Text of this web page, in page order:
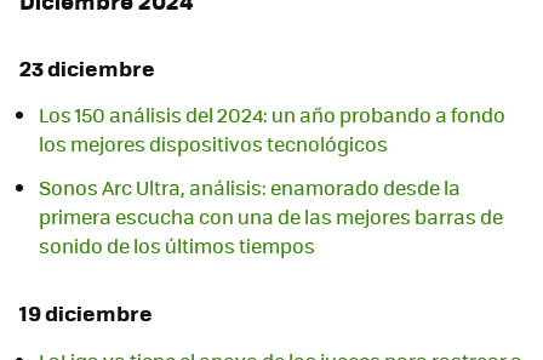
23 diciembre
Los 150 análisis del 2024: un año probando a fondo
los mejores dispositivos tecnológicos
Sonos Arc Ultra, análisis: enamorado desde la
primera escucha con una de las mejores barras de
sonido de los últimos tiempos
19 diciembre